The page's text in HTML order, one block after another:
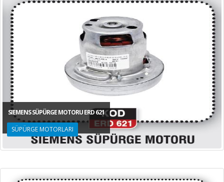
SIEMENS SÜPÜRGE MOTORU ERD 621
SÜPÜRGE MOTORLARI